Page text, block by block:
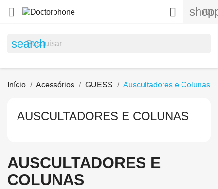
 (0)

search
Início Acessórios GUESS Auscultadores e Colunas
AUSCULTADORES E COLUNAS
AUSCULTADORES E
COLUNAS